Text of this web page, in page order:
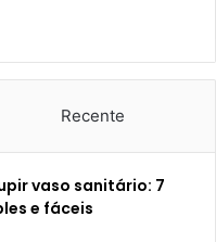
Recente
vaso sanitário: 7
e fáceis